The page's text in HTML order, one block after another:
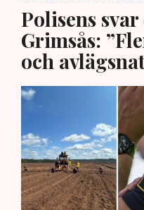
Polisens
Grimsås:
och